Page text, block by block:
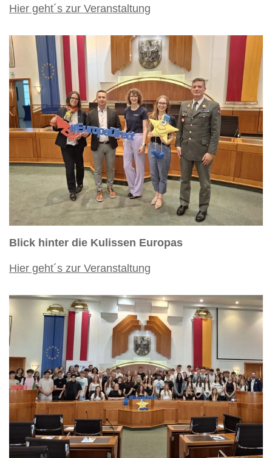
Hier geht´s zur Veranstaltung
Blick hinter die Kulissen Europas
Hier geht´s zur Veranstaltung